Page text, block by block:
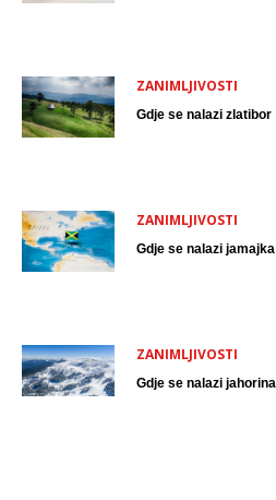
ZANIMLJIVOSTI
Gdje se nalazi zlatibor
ZANIMLJIVOSTI
Gdje se nalazi jamajka
ZANIMLJIVOSTI
Gdje se nalazi jahorina